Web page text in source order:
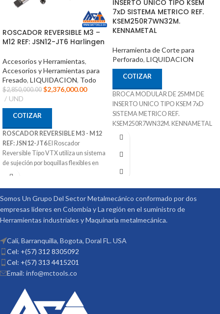
ROSCADOR REVERSIBLE M3 –
M12 REF: JSN12-JT6 Harlingen
Accesorios y Herramientas,
Accesorios y Herramientas para
Fresado, LIQUIDACION, Todo
$2,850,000.00 $2,376,000.00
UND
COTIZAR
ROSCADOR REVERSIBLE M3 - M12
REF: JSN12-JT6El Roscador
Reversible Tipo VTX utiliza un sistema
de sujeción por boquillas flexibles en
Ruber Jacobs que permite darle una
Capacidad de Machos: M3 - M12
Velocidad de Trabajo: 1000 RPM
Marca: HARLINGER
Suministrado por McT-Enterprises
INSERTO UNICO TIPO KSEM
7xD SISTEMA METRICO REF.
KSEM250R7WN32M.
KENNAMETAL
Herramienta de Corte para
Perforado, LIQUIDACION
COTIZAR
BROCA MODULAR DE 25MM DE
INSERTO UNICO TIPO KSEM 7xD
SISTEMA METRICO REF.
KSEM250R7WN32M. KENNAMETAL
25mm x 32mm x 182mm x 278mm
Sistema de Refrigeración
para diferente Materiales
Procedencia ALEMANIA
Suministrado por McT-Enterprises
Somos Un Grupo Del Sector Metalmecánico conformado por dos
empresas lideres en Colombia y La región en el suministro de
Herramientas industriales y Maquinaria metalmecánica.
Cali, Barranquilla, Bogota, Doral FL. USA
Cel: +(57) 312 8305092
Cel: +(57) 313 4415201
Email: info@mctools.co